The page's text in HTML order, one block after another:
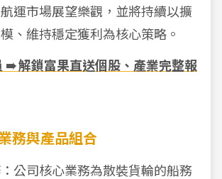
運市場展望樂觀，並將持續以擴
、維持穩定獲利為核心策略。
➠ 解鎖富果直送個股、產業完整報
務與產品組合
：公司核心業務為散裝貨輪的船務